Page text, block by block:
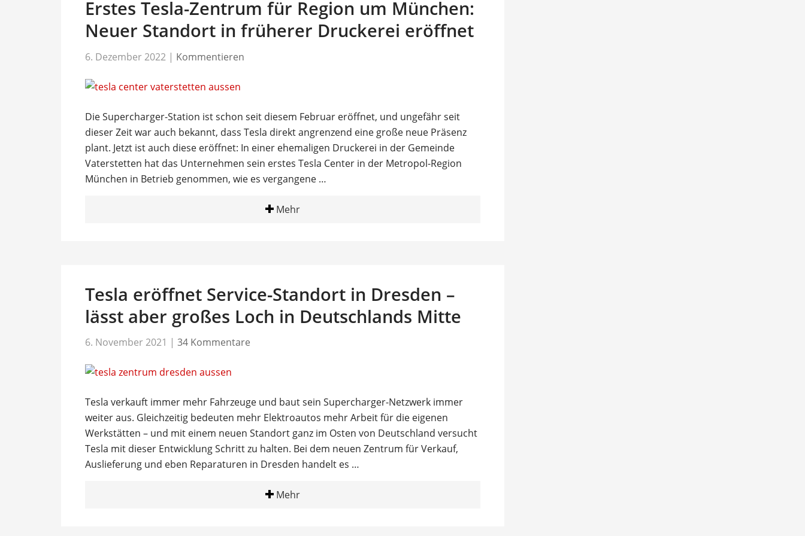
Erstes Tesla-Zentrum für Region um München:
Neuer Standort in früherer Druckerei eröffnet
6. Dezember 2022 | Kommentieren
Die Supercharger-Station ist schon seit diesem Februar eröffnet, und ungefähr seit
dieser Zeit war auch bekannt, dass Tesla direkt angrenzend eine große neue Präsenz
plant. Jetzt ist auch diese eröffnet: In einer ehemaligen Druckerei in der Gemeinde
Vaterstetten hat das Unternehmen sein erstes Tesla Center in der Metropol-Region
München in Betrieb genommen, wie es vergangene …
Mehr
Tesla eröffnet Service-Standort in Dresden –
lässt aber großes Loch in Deutschlands Mitte
6. November 2021 | 34 Kommentare
Tesla verkauft immer mehr Fahrzeuge und baut sein Supercharger-Netzwerk immer
weiter aus. Gleichzeitig bedeuten mehr Elektroautos mehr Arbeit für die eigenen
Werkstätten – und mit einem neuen Standort ganz im Osten von Deutschland versucht
Tesla mit dieser Entwicklung Schritt zu halten. Bei dem neuen Zentrum für Verkauf,
Auslieferung und eben Reparaturen in Dresden handelt es …
Mehr